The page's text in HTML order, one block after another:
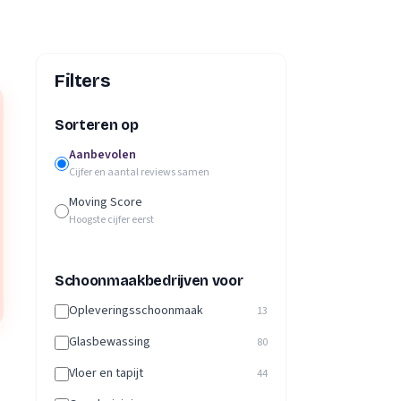
Filters
Sorteren op
Aanbevolen
Cijfer en aantal reviews samen
Moving Score
Hoogste cijfer eerst
Schoonmaakbedrijven voor
Opleveringsschoonmaak 13
Glasbewassing 80
Vloer en tapijt 44